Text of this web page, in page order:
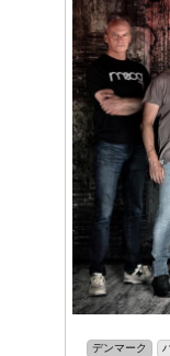
デンマーク